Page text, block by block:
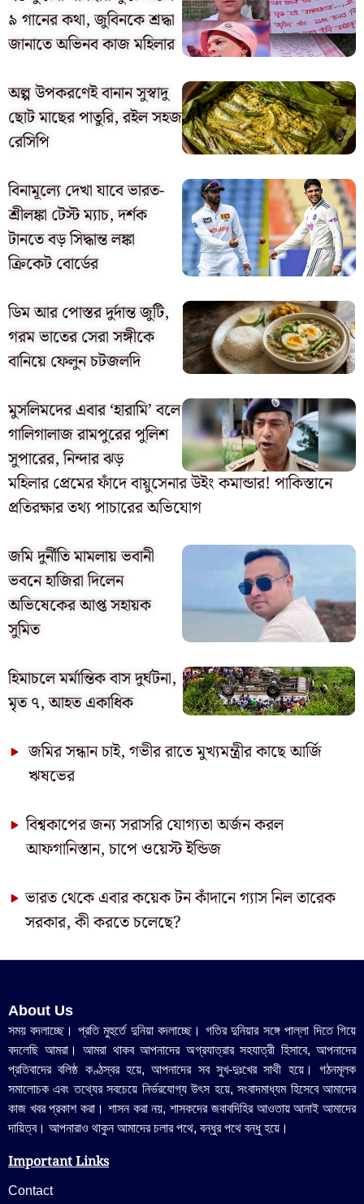
৯ গানের কথা, জুবিনকে শ্রদ্ধা
জানাতে অভিনব কাজ মহিলার
অল্প উপকরণেই বানান সুস্বাদু
ছোট মাছের পাতুরি, রইল সহজ
রেসিপি
বিনামূল্যে দেখা যাবে ভারত-
শ্রীলঙ্কা টেস্ট ম্যাচ, দর্শক
টানতে বড় সিদ্ধান্ত লঙ্কা
ক্রিকেট বোর্ডের
ডিম আর পোস্তর দুর্দান্ত জুটি,
গরম ভাতের সেরা সঙ্গীকে
বানিয়ে ফেলুন চটজলদি
মুসলিমদের এবার ‘হারামি’ বলে
গালিগালাজ রামপুরের পুলিশ
সুপারের, নিন্দার ঝড়
মহিলার প্রেমের ফাঁদে বায়ুসেনার উইং কমান্ডার! পাকিস্তানে
প্রতিরক্ষার তথ্য পাচারের অভিযোগ
জমি দুর্নীতি মামলায় ভবানী
ভবনে হাজিরা দিলেন
অভিষেকের আপ্ত সহায়ক
সুমিত
হিমাচলে মর্মান্তিক বাস দুর্ঘটনা,
মৃত ৭, আহত একাধিক
জমির সন্ধান চাই, গভীর রাতে মুখ্যমন্ত্রীর কাছে আর্জি
ঋষভের
বিশ্বকাপের জন্য সরাসরি যোগ্যতা অর্জন করল
আফগানিস্তান, চাপে ওয়েস্ট ইন্ডিজ
ভারত থেকে এবার কয়েক টন কাঁদানে গ্যাস নিল তারেক
সরকার, কী করতে চলেছে?
About Us
সময় বদলাচ্ছে। প্রতি মুহুর্তে দুনিয়া বদলাচ্ছে। গতির দুনিয়ার সঙ্গে পাল্লা দিতে গিয়ে
বদলেছি আমরা। আমরা থাকব আপনাদের অগ্রযাত্রার সহযাত্রী হিসাবে, আপনাদের
প্রতিবাদের বলিষ্ঠ কণ্ঠস্বর হয়ে, আপনাদের সব সুখ-দুঃখের সাথী হয়ে। গঠনমূলক
সমালোচক এবং তথ্যের সবচেয়ে নির্ভরযোগ্য উ‍ৎস হয়ে, সংবাদমাধ্যম হিসেবে আমাদের
কাজ খবর প্রকাশ করা। শাসন করা নয়, শাসকদের জবাবদিহির আওতায় আনাই আমাদের
দায়িত্ব। আপনারাও থাকুন আমাদের চলার পথে, বন্ধুর পথে বন্ধু হয়ে।
Important Links
Contact